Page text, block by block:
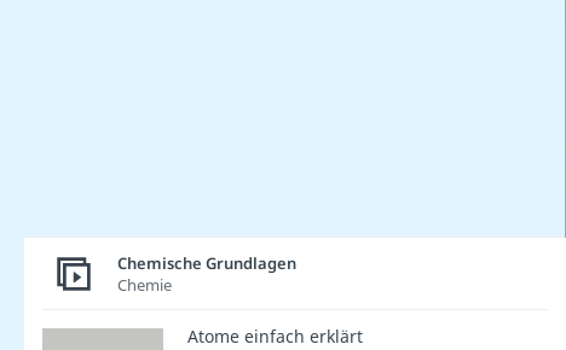
Chemische Grundlagen
Chemie
Atome einfach erklärt